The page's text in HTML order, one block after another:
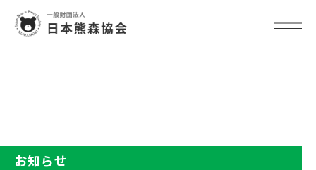
お知らせ